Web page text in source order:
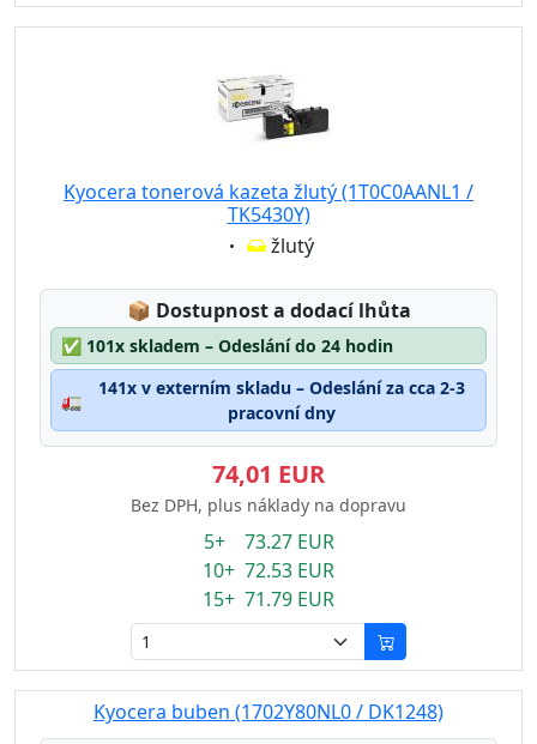
Kyocera tonerová kazeta žlutý (1T0C0AANL1 /
TK5430Y)
Eigenschaft:
žlutý
📦 Lagerstatus:
Dostupnost a dodací lhůta
✅ 101x skladem – Odeslání do 24 hodin
🚛
141x v externím skladu – Odeslání za cca 2-3
pracovní dny
74,01 EUR
Bez DPH, plus náklady na dopravu
5+ 73.27 EUR
10+ 72.53 EUR
15+ 71.79 EUR
Kyocera buben (1702Y80NL0 / DK1248)